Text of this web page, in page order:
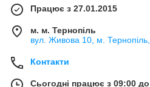
Працює з 27.01.2015
м. м. Тернопіль
вул. Живова 10, м. Тернопіль,
Контакти
Сьогодні працює з 09:00